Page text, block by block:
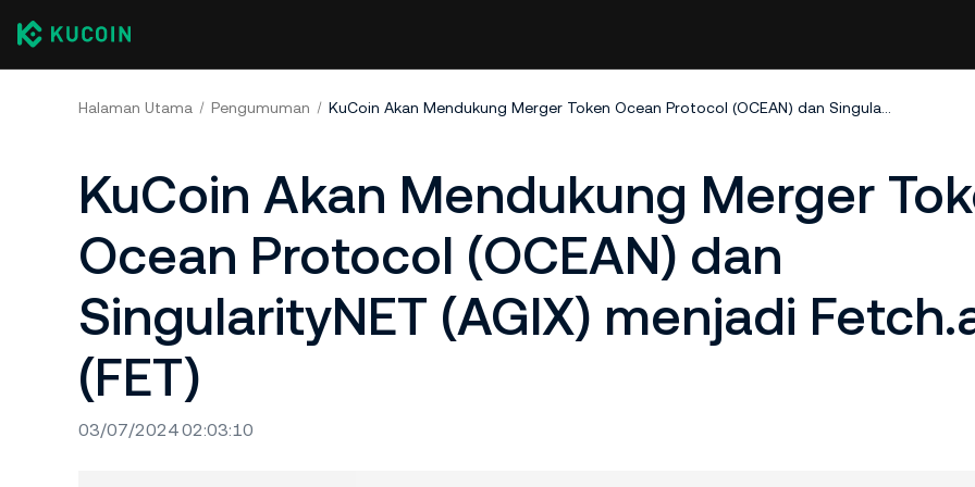
Halaman Utama Pengumuman KuCoin Akan Mendukung Merger Token Ocean Protocol (OCEAN) dan SingularityNET (AGIX) menjadi Fetch.ai (FET)
KuCoin Akan Mendukung Merger
Ocean Protocol (OCEAN) dan
SingularityNET (AGIX) menjadi
(FET)
03/07/2024 02:03:10